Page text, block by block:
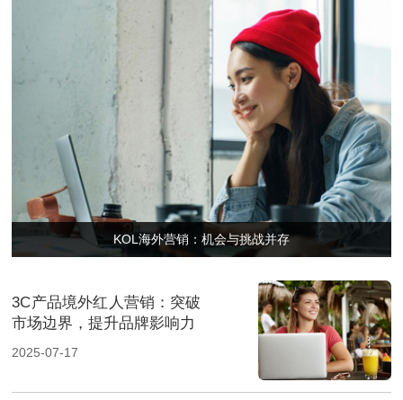
KOL海外营销：机会与挑战并存
3C产品境外红人营销：突破
市场边界，提升品牌影响力
2025-07-17